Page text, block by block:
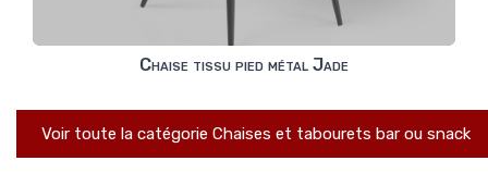
Chaise tissu pied métal Jade
Voir toute la catégorie Chaises et tabourets bar ou snack